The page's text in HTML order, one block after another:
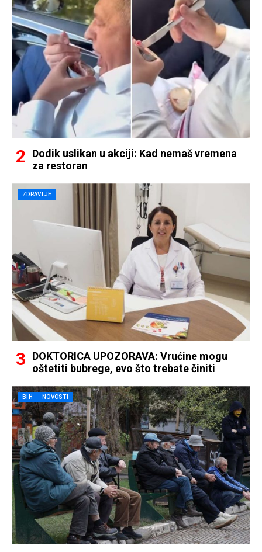
Dodik uslikan u akciji: Kad nemaš vremena
za restoran
ZDRAVLJE
DOKTORICA UPOZORAVA: Vrućine mogu
oštetiti bubrege, evo što trebate činiti
BIH NOVOSTI